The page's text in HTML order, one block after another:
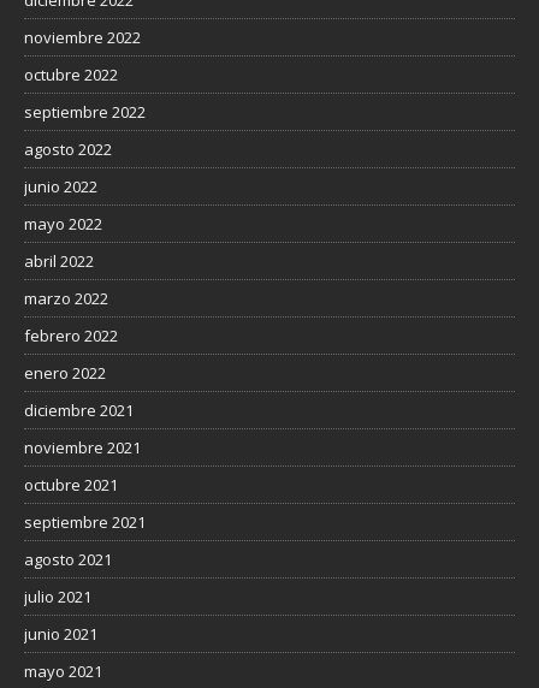
noviembre 2022
octubre 2022
septiembre 2022
agosto 2022
junio 2022
mayo 2022
abril 2022
marzo 2022
febrero 2022
enero 2022
diciembre 2021
noviembre 2021
octubre 2021
septiembre 2021
agosto 2021
julio 2021
junio 2021
mayo 2021